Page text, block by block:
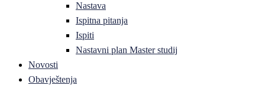
Nastava
Ispitna pitanja
Ispiti
Nastavni plan Master studij
Novosti
Obavještenja